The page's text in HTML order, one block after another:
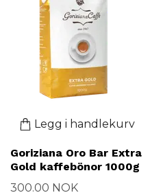
Legg i handlekurv
Goriziana Oro Bar Extra
Gold kaffebönor 1000g
300.00 NOK